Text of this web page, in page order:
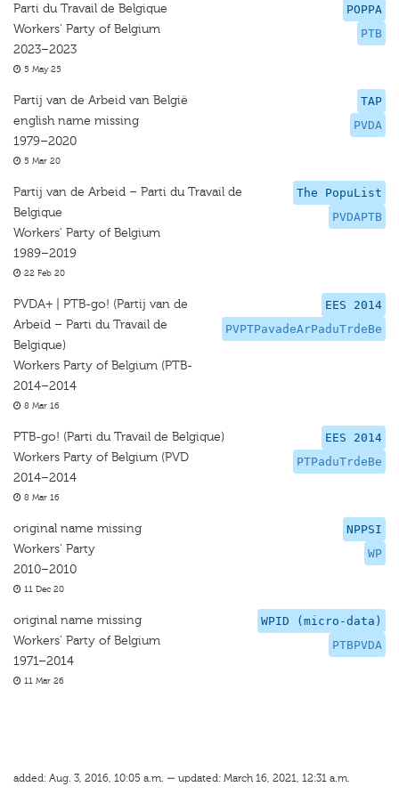
POPPA
PTB
Parti du Travail de Belgique
Workers' Party of Belgium
2023–2023
5 May 25
TAP
PVDA
Partij van de Arbeid van België
english name missing
1979–2020
5 Mar 20
The PopuList
PVDAPTB
Partij van de Arbeid – Parti du Travail de
Belgique
Workers' Party of Belgium
1989–2019
22 Feb 20
EES 2014
PVPTPavadeArPaduTrdeBe
PVDA+ | PTB-go! (Partij van de
Arbeid – Parti du Travail de
Belgique)
Workers Party of Belgium (PTB-
2014–2014
8 Mar 16
EES 2014
PTPaduTrdeBe
PTB-go! (Parti du Travail de Belgique)
Workers Party of Belgium (PVD
2014–2014
8 Mar 16
NPPSI
WP
original name missing
Workers' Party
2010–2010
11 Dec 20
WPID (micro-data)
PTBPVDA
original name missing
Workers' Party of Belgium
1971–2014
11 Mar 26
added: Aug. 3, 2016, 10:05 a.m. — updated: March 16, 2021, 12:31 a.m.